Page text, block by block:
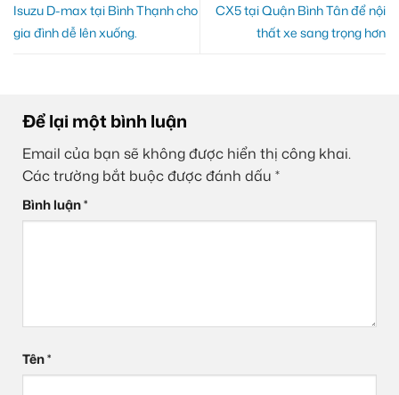
Isuzu D-max tại Bình Thạnh cho
gia đình dễ lên xuống.
CX5 tại Quận Bình Tân để nội
thất xe sang trọng hơn
Để lại một bình luận
Email của bạn sẽ không được hiển thị công khai.
Các trường bắt buộc được đánh dấu *
Bình luận*
Tên*